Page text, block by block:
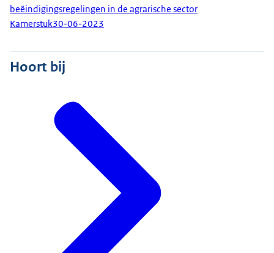
beëindigingsregelingen in de agrarische sector
Kamerstuk30-06-2023
Hoort bij